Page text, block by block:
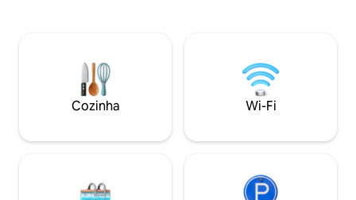
uma cozinha totalmente equipada, um
banheiro moderno e um pátio
compartilhado que oferece uma base
ideal para explorar a rica história de
Entre
flexibilidade, sua
aproveitar uma
Cozinha Wi-Fi